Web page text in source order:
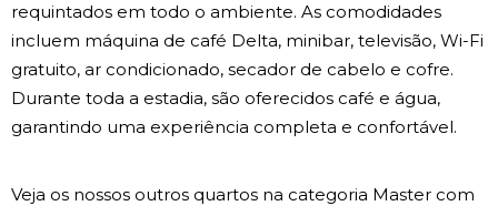
requintados em todo o ambiente. As comodidades
incluem máquina de café Delta, minibar, televisão, Wi-Fi
gratuito, ar condicionado, secador de cabelo e cofre.
Durante toda a estadia, são oferecidos café e água,
garantindo uma experiência completa e confortável.
Veja os nossos outros quartos na categoria Master com